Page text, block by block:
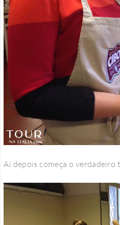
Ai depois começa o verdadeiro